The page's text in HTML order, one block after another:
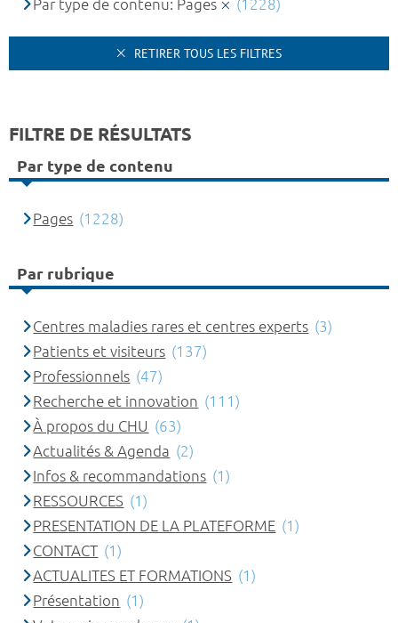
Par type de contenu: Pages (1228)
RETIRER TOUS LES FILTRES
FILTRE DE RÉSULTATS
Par type de contenu
Pages (1228)
Par rubrique
Centres maladies rares et centres experts (3)
Patients et visiteurs (137)
Professionnels (47)
Recherche et innovation (111)
À propos du CHU (63)
Actualités & Agenda (2)
Infos & recommandations (1)
RESSOURCES (1)
PRESENTATION DE LA PLATEFORME (1)
CONTACT (1)
ACTUALITES ET FORMATIONS (1)
Présentation (1)